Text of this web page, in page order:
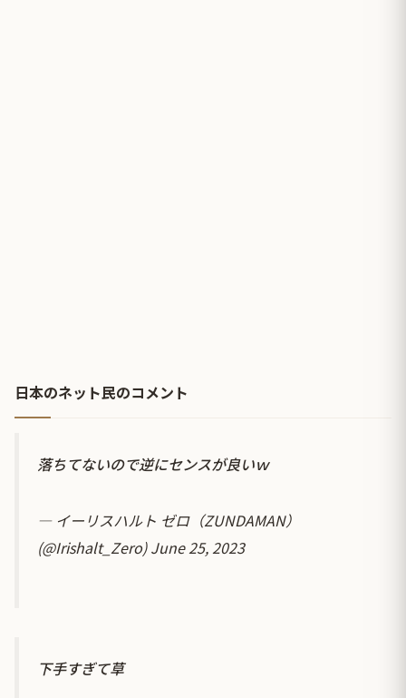
日本のネット民のコメント
落ちてないので逆にセンスが良いｗ
— イーリスハルト ゼロ（ZUNDAMAN）
(@Irishalt_Zero)June 25, 2023
下手すぎて草